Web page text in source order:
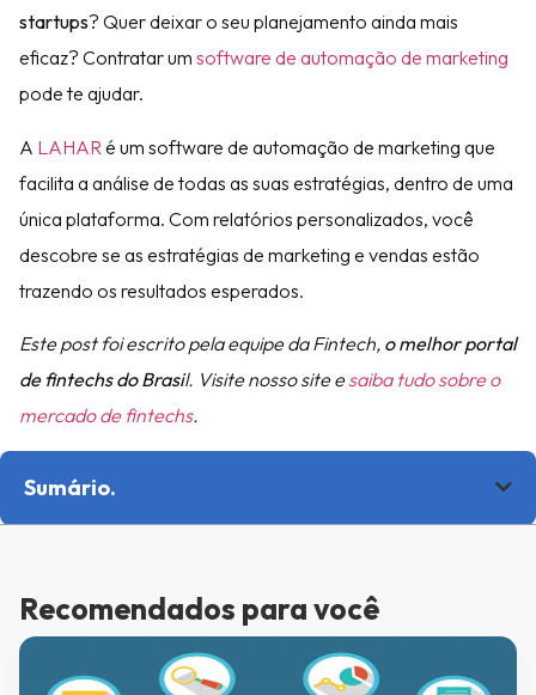
startups? Quer deixar o seu planejamento ainda mais
eficaz? Contratar um software de automação de marketing
pode te ajudar.
A LAHAR é um software de automação de marketing que
facilita a análise de todas as suas estratégias, dentro de uma
única plataforma. Com relatórios personalizados, você
descobre se as estratégias de marketing e vendas estão
trazendo os resultados esperados.
Este post foi escrito pela equipe da Fintech, o melhor portal
de fintechs do Brasil. Visite nosso site esaiba tudo sobre o
mercado de fintechs.
Sumário.
Recomendados para você